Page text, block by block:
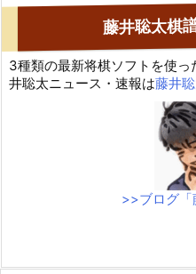
藤井聡太棋
3種類の最新将棋ソフトを使
井聡太ニュース・速報は藤井
>>ブログ